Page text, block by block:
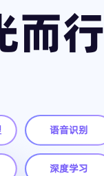
而行
语音识别
深度学习